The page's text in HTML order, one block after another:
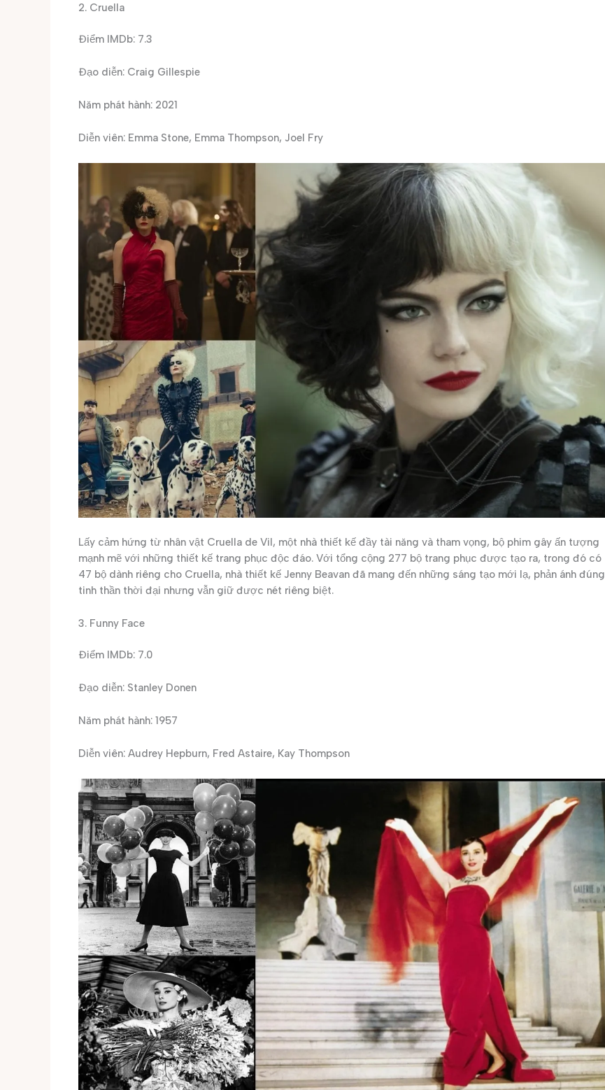
2. Cruella
Điểm IMDb: 7.3
Đạo diễn: Craig Gillespie
Năm phát hành: 2021
Diễn viên: Emma Stone, Emma Thompson, Joel Fry
Lấy cảm hứng từ nhân vật Cruella de Vil, một nhà thiết kế đầy tài năng và tham vọng, bộ phim gây ấn tượng
mạnh mẽ với những thiết kế trang phục độc đáo. Với tổng cộng 277 bộ trang phục được tạo ra, trong đó có
47 bộ dành riêng cho Cruella, nhà thiết kế Jenny Beavan đã mang đến những sáng tạo mới lạ, phản ánh đúng
tinh thần thời đại nhưng vẫn giữ được nét riêng biệt.
3. Funny Face
Điểm IMDb: 7.0
Đạo diễn: Stanley Donen
Năm phát hành: 1957
Diễn viên: Audrey Hepburn, Fred Astaire, Kay Thompson